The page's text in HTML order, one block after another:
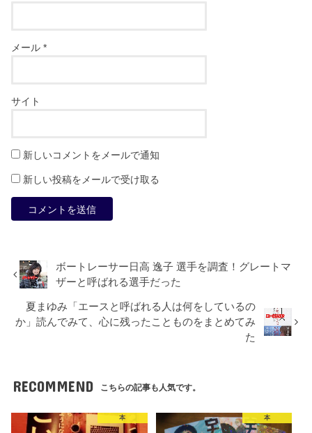
メール*
サイト
新しいコメントをメールで通知
新しい投稿をメールで受け取る
ボートレーサー日高 逸子 選手を調査！グレートマ
ザーと呼ばれる選手だった
夏まゆみ「エースと呼ばれる人は何をしているの
か」読んでみて、心に残ったことものをまとめてみ
た
RECOMMEND こちらの記事も人気です。
本 本